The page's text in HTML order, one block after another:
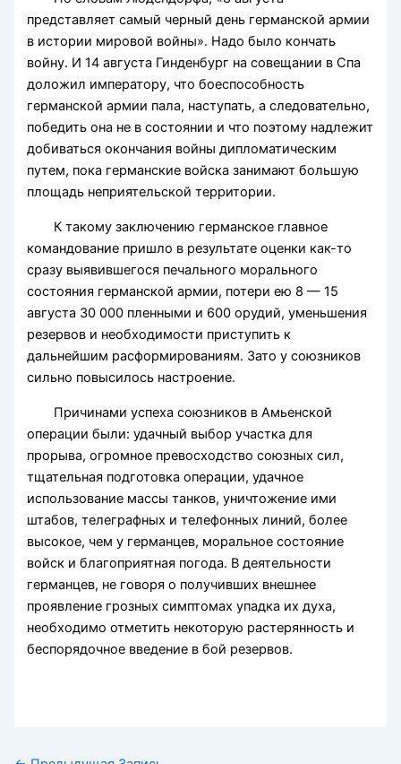
представляет самый черный день германской армии
в истории мировой войны». Надо было кончать
войну. И 14 августа Гинденбург на совещании в Спа
доложил императору, что боеспособность
германской армии пала, наступать, а следовательно,
победить она не в состоянии и что поэтому надлежит
добиваться окончания войны дипломатическим
путем, пока германские войска занимают большую
площадь неприятельской территории.
К такому заключению германское главное
командование пришло в результате оценки как-то
сразу выявившегося печального морального
состояния германской армии, потери ею 8 — 15
августа 30 000 пленными и 600 орудий, уменьшения
резервов и необходимости приступить к
дальнейшим расформированиям. Зато у союзников
сильно повысилось настроение.
Причинами успеха союзников в Амьенской
операции были: удачный выбор участка для
прорыва, огромное превосходство союзных сил,
тщательная подготовка операции, удачное
использование массы танков, уничтожение ими
штабов, телеграфных и телефонных линий, более
высокое, чем у германцев, моральное состояние
войск и благоприятная погода. В деятельности
германцев, не говоря о получивших внешнее
проявление грозных симптомах упадка их духа,
необходимо отметить некоторую растерянность и
беспорядочное введение в бой резервов.